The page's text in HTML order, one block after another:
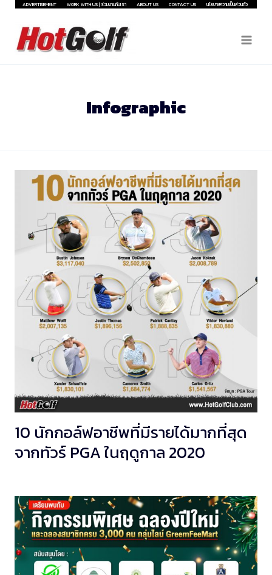
Skip
content
ADVERTISEMENT WORK WITH US | ร่วมงานกับเรา ABOUT US CONTACT US นโยบายความเป็นส่วนตัว
Infographic
10 นักกอล์ฟอาชีพที่มีรายได้มากที่สุด
จากทัวร์ PGA ในฤดูกาล 2020